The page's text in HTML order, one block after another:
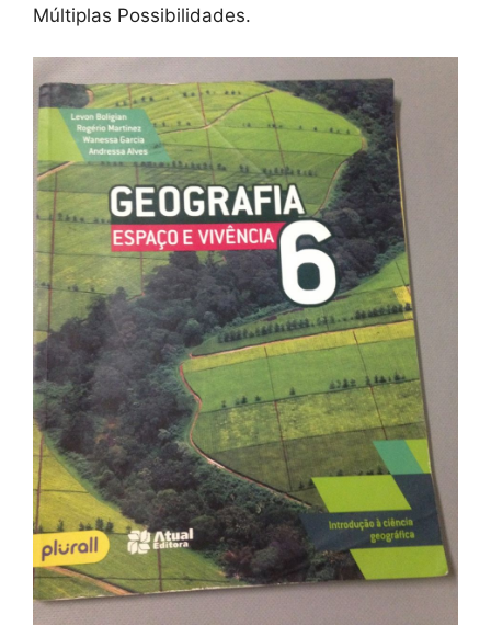
Múltiplas Possibilidades.